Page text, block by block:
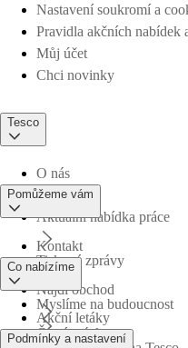
Nastavení soukromí a
Pravidla akčních nabídek
Můj účet
Chci novinky
Tesco
O nás
Aktuální nabídka práce
Tiskové zprávy
Myslíme na budoucnost
Pomůžeme vám
Kontakt
Najdi obchod
Časté otázky
Co nabízíme
Akční letáky
Podmínky a nastavení